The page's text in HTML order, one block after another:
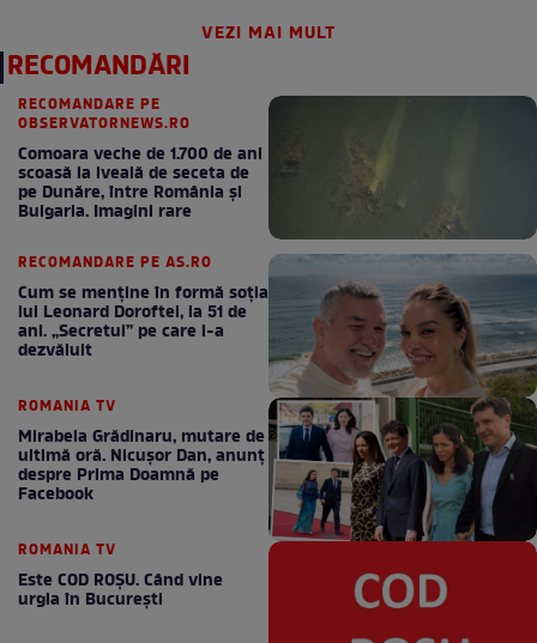
VEZI MAI MULT
RECOMANDĂRI
RECOMANDARE PE
OBSERVATORNEWS.RO
Comoara veche de 1.700 de ani
scoasă la iveală de seceta de
pe Dunăre, între România şi
Bulgaria. Imagini rare
RECOMANDARE PE AS.RO
Cum se menţine în formă soţia
lui Leonard Doroftei, la 51 de
ani. „Secretul” pe care l-a
dezvăluit
ROMANIA TV
Mirabela Grădinaru, mutare de
ultimă oră. Nicuşor Dan, anunţ
despre Prima Doamnă pe
Facebook
ROMANIA TV
Este COD ROŞU. Când vine
urgia în Bucureşti